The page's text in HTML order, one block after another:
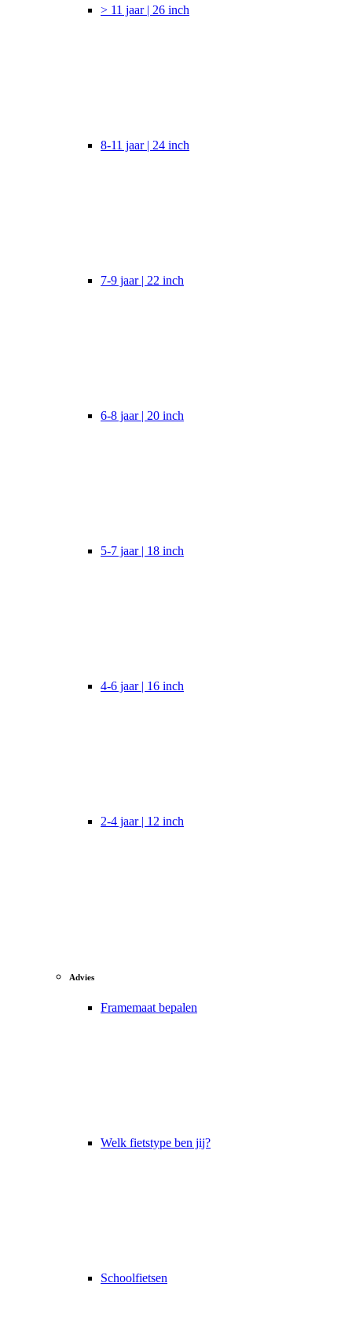
> 11 jaar | 26 inch
8-11 jaar | 24 inch
7-9 jaar | 22 inch
6-8 jaar | 20 inch
5-7 jaar | 18 inch
4-6 jaar | 16 inch
2-4 jaar | 12 inch
Advies
Framemaat bepalen
Welk fietstype ben jij?
Schoolfietsen